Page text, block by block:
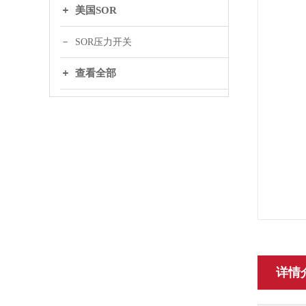
美国SOR
SOR压力开关
查看全部
详情